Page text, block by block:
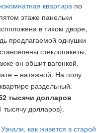
квартира по
этаже панельки
в тихом дворе,
предлагаемой однушки
стеклопакеты,
он обшит вагонкой.
– натяжной. На полу
раздельный.
тысячи долларов
тысячу долларов).